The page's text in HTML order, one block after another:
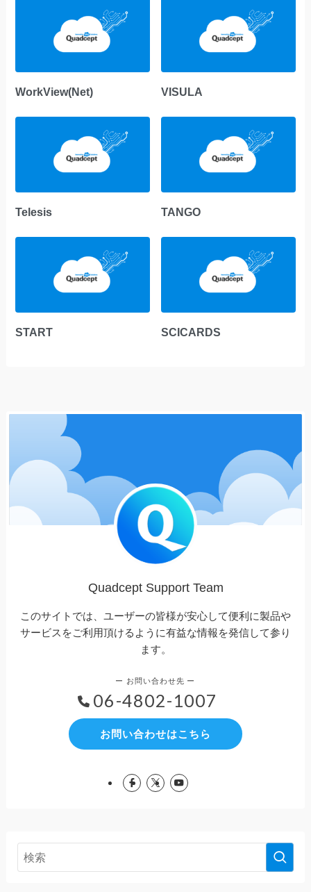
WorkView(Net) VISULA
Telesis TANGO
START SCICARDS
Quadcept Support Team
このサイトでは、ユーザーの皆様が安心して便利に製品や
サービスをご利用頂けるように有益な情報を発信して参り
ます。
06-4802-1007
お問い合わせはこちら